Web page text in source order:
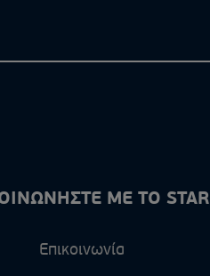
ΜΕ ΤΟ STAR
Επικοινωνία